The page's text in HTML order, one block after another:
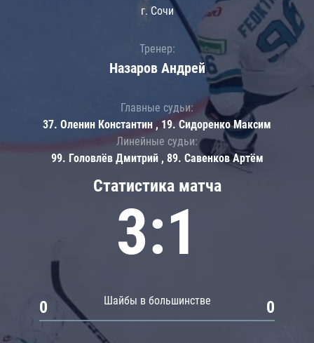
Статистика матча
3:1
Шайбы в большинстве
0 0
г. Сочи
Тренер:
Назаров Андрей
Главные судьи:
37. Оленин Константин , 19. Сидоренко Максим
Линейные судьи:
99. Головлёв Дмитрий , 89. Савенков Артём